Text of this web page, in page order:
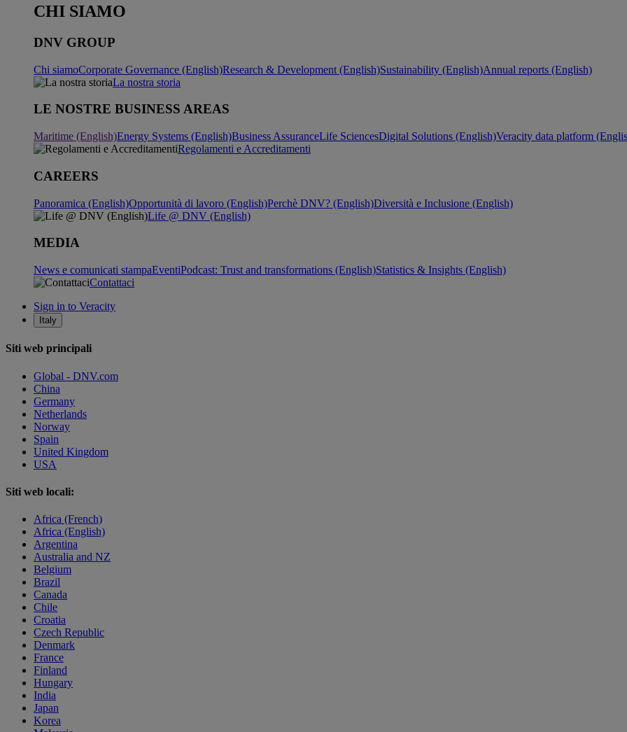
CHI SIAMO
DNV GROUP
Chi siamoCorporate Governance (English)Research & Development (English)Sustainability (English)Annual reports (English)
La nostra storia
LE NOSTRE BUSINESS AREAS
Maritime (English)Energy Systems (English)Business AssuranceLife SciencesDigital Solutions (English)Veracity data platform
Regolamenti e Accreditamenti
CAREERS
Panoramica (English)Opportunità di lavoro (English)Perchè DNV? (English)Diversità e Inclusione (English)
Life @ DNV (English)
MEDIA
News e comunicati stampaEventiPodcast: Trust and transformations (English)Statistics & Insights (English)
Contattaci
Sign in to Veracity
Italy
Siti web principali
Global - DNV.com
China
Germany
Netherlands
Norway
Spain
United Kingdom
USA
Siti web locali:
Africa (French)
Africa (English)
Argentina
Australia and NZ
Belgium
Brazil
Canada
Chile
Croatia
Czech Republic
Denmark
France
Finland
Hungary
India
Japan
Korea